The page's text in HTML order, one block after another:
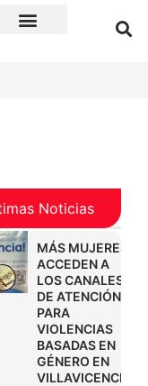
Noticias
MÁS MUJERES
ACCEDEN A
LOS CANALES
DE ATENCIÓN
PARA
VIOLENCIAS
BASADAS EN
GÉNERO EN
VILLAVICENCIO